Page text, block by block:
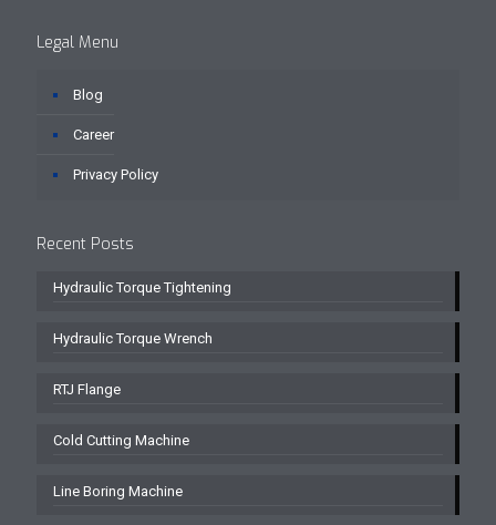
Legal Menu
Blog
Career
Privacy Policy
Recent Posts
Hydraulic Torque Tightening
Hydraulic Torque Wrench
RTJ Flange
Cold Cutting Machine
Line Boring Machine